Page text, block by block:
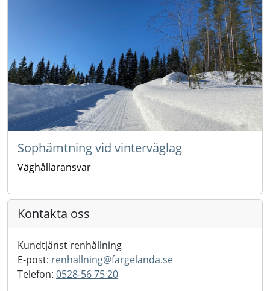
Sophämtning vid vinterväglag
Väghållaransvar
Kontakta oss
Kundtjänst renhållning
E-post: renhallning@fargelanda.se
Telefon: 0528-56 75 20